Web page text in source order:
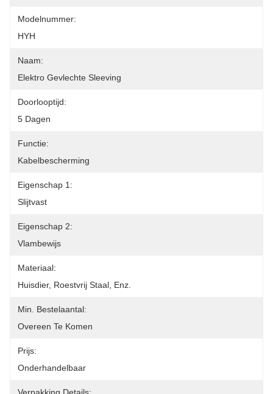
Modelnummer:
HYH
Naam:
Elektro Gevlechte Sleeving
Doorlooptijd:
5 Dagen
Functie:
Kabelbescherming
Eigenschap 1:
Slijtvast
Eigenschap 2:
Vlambewijs
Materiaal:
Huisdier, Roestvrij Staal, Enz.
Min. Bestelaantal:
Overeen Te Komen
Prijs:
Onderhandelbaar